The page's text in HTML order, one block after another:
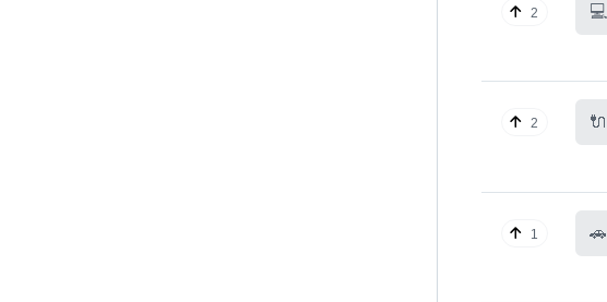
2 💻
2 🔌
1 🚗